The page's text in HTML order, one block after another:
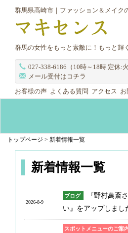
群馬県高崎市｜ファッション＆メイク
群馬の女性をもっと素敵に！もっと輝
027-338-6186（10時～18時 定休:火
メール受付はコチラ
お客様の声 よくある質問 アクセス
トップページ > 新着情報一覧
新着情報一覧
2026-8-9
ブログ
『野村萬斎
い』をアップしまし
スポットメニューのご案